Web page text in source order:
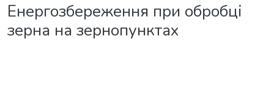
Енергозбереження при обробці
зерна на зернопунктах